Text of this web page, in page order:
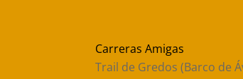
Carreras Amigas
Trail de Gredos (Barco de